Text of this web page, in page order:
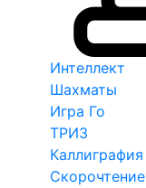
Интеллект
Шахматы
Игра Го
ТРИЗ
Каллиграфия
Скорочтение